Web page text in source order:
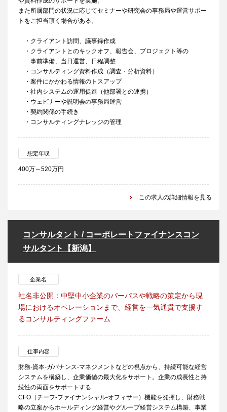
また所属部門の状況に応じてセミナーや研究会の事務局や運営サポー
トをご担当頂く場合がある。
・クライアント訪問、議事録作成
・クライアントとのキックオフ、報告会、プロジェクト等の
事前準備、当日運営、日程調整
・コンサルティング資料作成（調査・分析資料）
・案件にかかわる情報のトスアップ
・社内システムの運用促進（他部署との連携）
・ウェビナーや説明会の事務局運営
・契約関係の手続き
・コンサルティングナレッジの管理
想定年収
400万～520万円
この求人の詳細情報を見る
コンサルタント / コーポレートファイナンスコン
サルタント【新潟】
企業名
社名非公開：中堅中小企業のパーパスや戦略の策定から現
場におけるオペレーションまで、経営を一気通貫で支援す
るコンサルティングファーム
仕事内容
財務‐資本‐ガバナンス‐マネジメントなどの視点から、持続可能な経営
システムを構築し、企業価値の最大化をサポート。企業の成長性と持
続性の両面をサポートする
CFO（チーフ‐ファイナンシャル‐オフィサー）機能を発揮し、財務戦
略の立案からホールディング経営やグループ経営システム構築、事業